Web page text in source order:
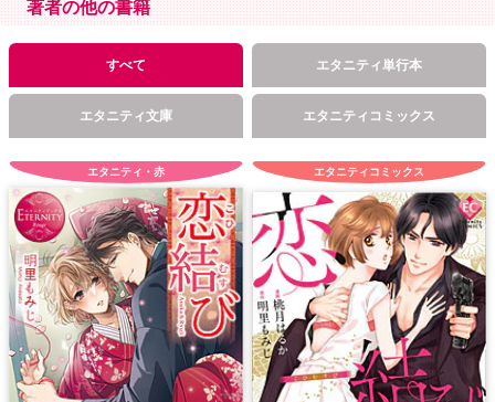
著者の他の書籍
すべて エタニティ単行本
エタニティ文庫 エタニティコミックス
エタニティ・赤 エタニティコミックス